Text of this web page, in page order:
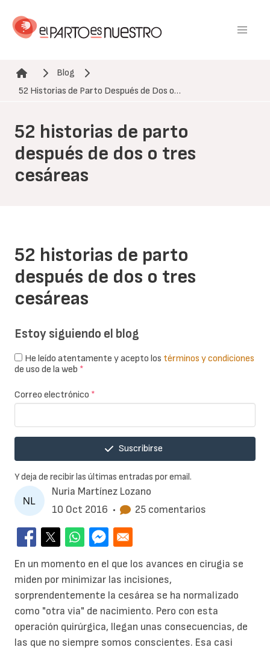
contenido
Ruta de navegación
Blog
52 Historias de Parto Después de Dos o…
52 historias de parto
después de dos o tres
cesáreas
Nuria Martínez Lozano
10 Oct 2016 • 25 comentarios
52 historias de parto
después de dos o tres
cesáreas
En un momento en el que los avances en cirugia se
miden por minimizar las incisiones,
sorprendentemente la cesárea se ha normalizado
como "otra via" de nacimiento. Pero con esta
operación quirúrgica, llegan unas consecuencias, de
las que no siempre somos conscientes. Esa casi
Estoy siguiendo el blog
He leído atentamente y acepto los términos y condiciones
de uso de la web *
Correo electrónico *
Suscribirse
Y deja de recibir las últimas entradas por email.